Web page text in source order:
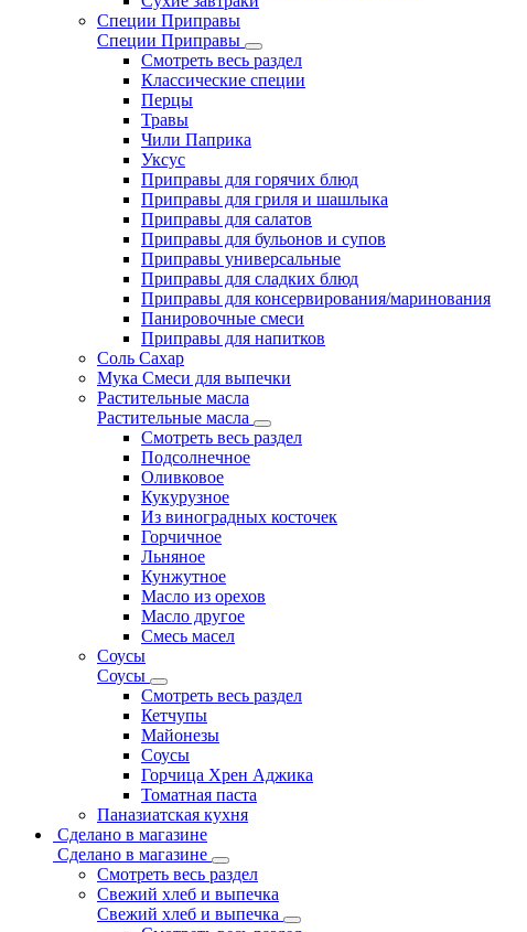
Специи Приправы
Специи Приправы
Смотреть весь раздел
Классические специи
Перцы
Травы
Чили Паприка
Уксус
Приправы для горячих блюд
Приправы для гриля и шашлыка
Приправы для салатов
Приправы для бульонов и супов
Приправы универсальные
Приправы для сладких блюд
Приправы для консервирования/маринования
Панировочные смеси
Приправы для напитков
Соль Сахар
Мука Смеси для выпечки
Растительные масла
Растительные масла
Смотреть весь раздел
Подсолнечное
Оливковое
Кукурузное
Из виноградных косточек
Горчичное
Льняное
Кунжутное
Масло из орехов
Масло другое
Смесь масел
Соусы
Соусы
Смотреть весь раздел
Кетчупы
Майонезы
Соусы
Горчица Хрен Аджика
Томатная паста
Паназиатская кухня
Сделано в магазине
Сделано в магазине
Смотреть весь раздел
Свежий хлеб и выпечка
Свежий хлеб и выпечка